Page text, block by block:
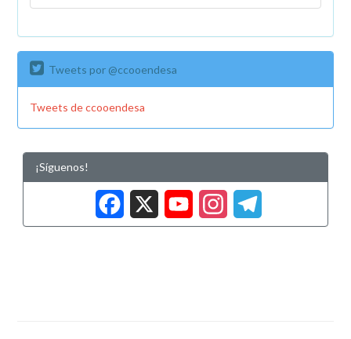
Tweets por @ccooendesa
Tweets de ccooendesa
¡Síguenos!
Facebook
X